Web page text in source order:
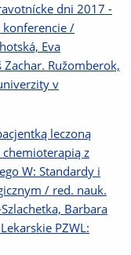
dni 2017 -
konferencie /
Eva
Ružomberok,
v
leczoną
z
W: Standardy i
/ red. nauk.
Barbara
PZWL: